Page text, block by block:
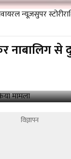
वायरल न्यूज़सुपर स्टोरी
से
विज्ञापन